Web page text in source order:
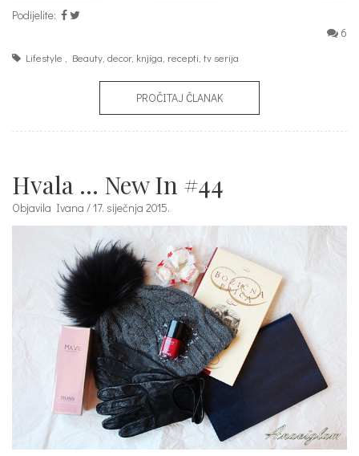
Podijelite:
6
Lifestyle , Beauty, decor, knjiga, recepti, tv serija
PROČITAJ ČLANAK
Hvala … New In #44
Objavila Ivana / 17. siječnja 2015.